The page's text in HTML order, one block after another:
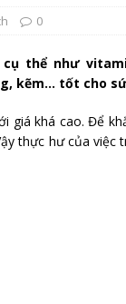
0
thể như
kẽm… tốt cho
giá khá cao. Để
thực hư của việc